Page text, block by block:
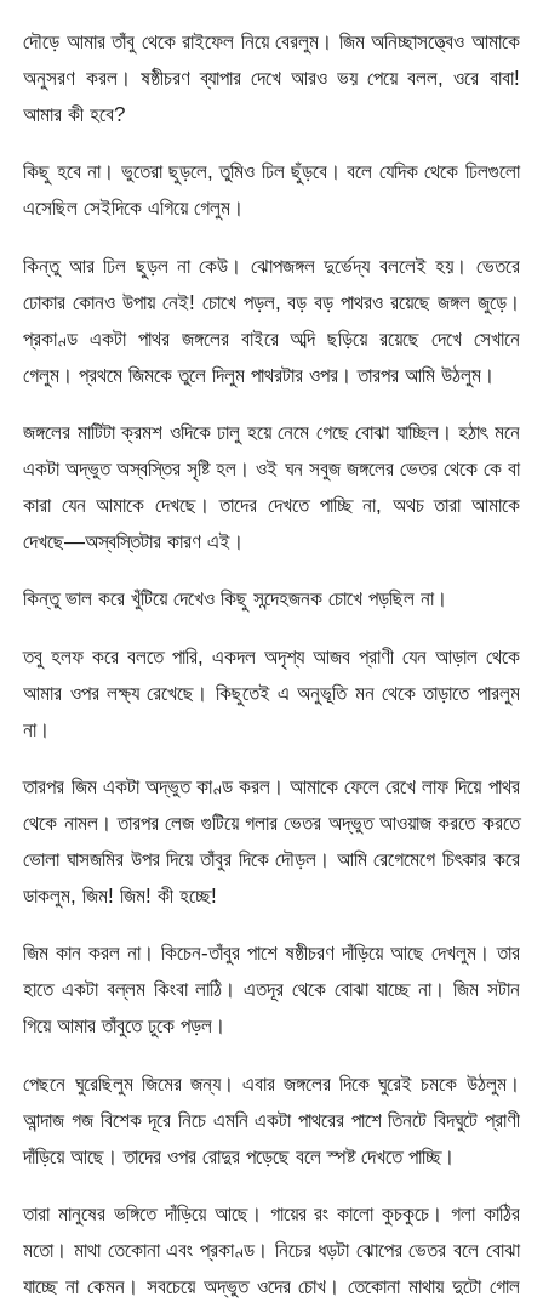
দৌড়ে আমার তাঁবু থেকে রাইফেল নিয়ে বেরলুম। জিম অনিচ্ছাসত্ত্বেও আমাকে
অনুসরণ করল। ষষ্ঠীচরণ ব্যাপার দেখে আরও ভয় পেয়ে বলল, ওরে বাবা!
আমার কী হবে?
কিছু হবে না। ভুতেরা ছুড়লে, তুমিও ঢিল ছুঁড়বে। বলে যেদিক থেকে ঢিলগুলো
এসেছিল সেইদিকে এগিয়ে গেলুম।
কিন্তু আর ঢিল ছুড়ল না কেউ। ঝোপজঙ্গল দুর্ভেদ্য বললেই হয়। ভেতরে
ঢোকার কোনও উপায় নেই! চোখে পড়ল, বড় বড় পাথরও রয়েছে জঙ্গল জুড়ে।
প্রকাণ্ড একটা পাথর জঙ্গলের বাইরে অব্দি ছড়িয়ে রয়েছে দেখে সেখানে
গেলুম। প্রথমে জিমকে তুলে দিলুম পাথরটার ওপর। তারপর আমি উঠলুম।
জঙ্গলের মাটিটা ক্রমশ ওদিকে ঢালু হয়ে নেমে গেছে বোঝা যাচ্ছিল। হঠাৎ মনে
একটা অদ্ভুত অস্বস্তির সৃষ্টি হল। ওই ঘন সবুজ জঙ্গলের ভেতর থেকে কে বা
কারা যেন আমাকে দেখছে। তাদের দেখতে পাচ্ছি না, অথচ তারা আমাকে
দেখছে—অস্বস্তিটার কারণ এই।
কিন্তু ভাল করে খুঁটিয়ে দেখেও কিছু সন্দেহজনক চোখে পড়ছিল না।
তবু হলফ করে বলতে পারি, একদল অদৃশ্য আজব প্রাণী যেন আড়াল থেকে
আমার ওপর লক্ষ্য রেখেছে। কিছুতেই এ অনুভূতি মন থেকে তাড়াতে পারলুম
না।
তারপর জিম একটা অদ্ভুত কাণ্ড করল। আমাকে ফেলে রেখে লাফ দিয়ে পাথর
থেকে নামল। তারপর লেজ গুটিয়ে গলার ভেতর অদ্ভুত আওয়াজ করতে করতে
ভোলা ঘাসজমির উপর দিয়ে তাঁবুর দিকে দৌড়ল। আমি রেগেমেগে চিৎকার করে
ডাকলুম, জিম! জিম! কী হচ্ছে!
জিম কান করল না। কিচেন-তাঁবুর পাশে ষষ্ঠীচরণ দাঁড়িয়ে আছে দেখলুম। তার
হাতে একটা বল্লম কিংবা লাঠি। এতদূর থেকে বোঝা যাচ্ছে না। জিম সটান
গিয়ে আমার তাঁবুতে ঢুকে পড়ল।
পেছনে ঘুরেছিলুম জিমের জন্য। এবার জঙ্গলের দিকে ঘুরেই চমকে উঠলুম।
আন্দাজ গজ বিশেক দূরে নিচে এমনি একটা পাথরের পাশে তিনটে বিদঘুটে প্রাণী
দাঁড়িয়ে আছে। তাদের ওপর রোদুর পড়েছে বলে স্পষ্ট দেখতে পাচ্ছি।
তারা মানুষের ভঙ্গিতে দাঁড়িয়ে আছে। গায়ের রং কালো কুচকুচে। গলা কাঠির
মতো। মাথা তেকোনা এবং প্রকাণ্ড। নিচের ধড়টা ঝোপের ভেতর বলে বোঝা
যাচ্ছে না কেমন। সবচেয়ে অদ্ভুত ওদের চোখ। তেকোনা মাথায় দুটো গোল